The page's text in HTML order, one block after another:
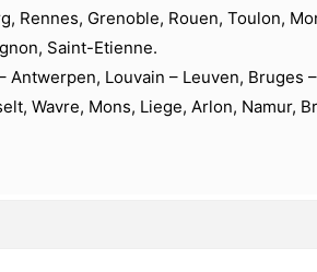
Rennes, Grenoble, Rouen, Toulon,
Saint-Etienne.
Antwerpen, Louvain – Leuven, Bruges
Wavre, Mons, Liege, Arlon, Namur,